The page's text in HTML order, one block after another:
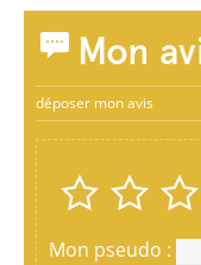
Mon
déposer mon avis
Mon pseudo :